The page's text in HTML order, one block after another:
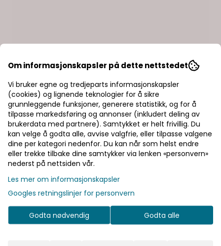
SOLAS reflextape - 25mm
x 50 meter
1101A
1.118,-
På lager
-
Art.nr:1101A-25
Om informasjonskapsler på dette nettstedet
Vi bruker egne og tredjeparts informasjonskapsler
(cookies) og lignende teknologier for å sikre
grunnleggende funksjoner, generere statistikk, og for å
tilpasse markedsføring og annonser (inkludert deling av
brukerdata med partnere). Samtykket er helt frivillig. Du
kan velge å godta alle, avvise valgfrie, eller tilpasse valgene
dine per kategori nedenfor. Du kan når som helst endre
eller trekke tilbake dine samtykker via lenken «personvern»
nederst på nettsiden vår.
Les mer om informasjonskapsler
Googles retningslinjer for personvern
Godta nødvendig Godta alle